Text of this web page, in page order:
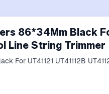
86*34Mm Black
Line String Trimmer
For UT41121 UT41112B